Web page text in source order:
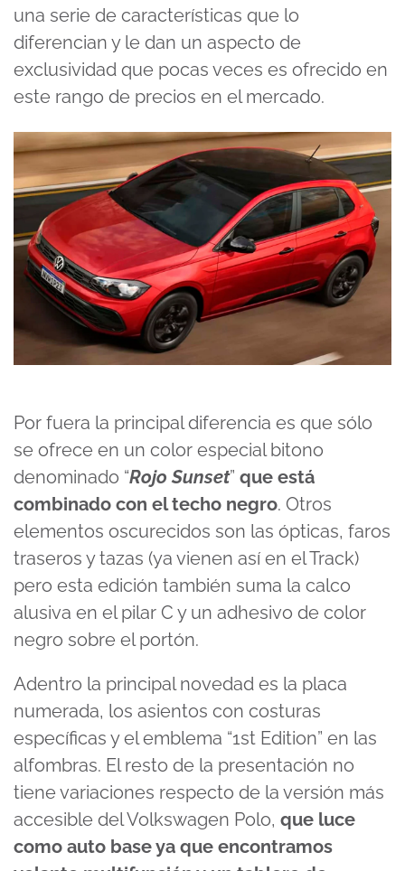
una serie de características que lo
diferencian y le dan un aspecto de
exclusividad que pocas veces es ofrecido en
este rango de precios en el mercado.
Por fuera la principal diferencia es que sólo
se ofrece en un color especial bitono
denominado “Rojo Sunset” que está
combinado con el techo negro. Otros
elementos oscurecidos son las ópticas, faros
traseros y tazas (ya vienen así en el Track)
pero esta edición también suma la calco
alusiva en el pilar C y un adhesivo de color
negro sobre el portón.
Adentro la principal novedad es la placa
numerada, los asientos con costuras
específicas y el emblema “1st Edition” en las
alfombras. El resto de la presentación no
tiene variaciones respecto de la versión más
accesible del Volkswagen Polo, que luce
como auto base ya que encontramos